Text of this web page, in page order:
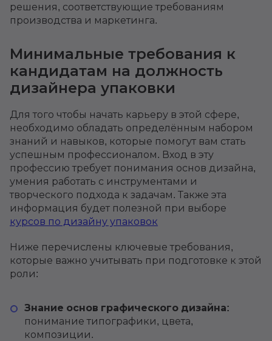
решения, соответствующие требованиям
производства и маркетинга.
Минимальные требования к
кандидатам на должность
дизайнера упаковки
Для того чтобы начать карьеру в этой сфере,
необходимо обладать определённым набором
знаний и навыков, которые помогут вам стать
успешным профессионалом. Вход в эту
профессию требует понимания основ дизайна,
умения работать с инструментами и
творческого подхода к задачам. Также эта
информация будет полезной при выборе
курсов по дизайну упаковок
Ниже перечислены ключевые требования,
которые важно учитывать при подготовке к этой
роли:
Знание основ графического дизайна:
понимание типографики, цвета,
композиции.